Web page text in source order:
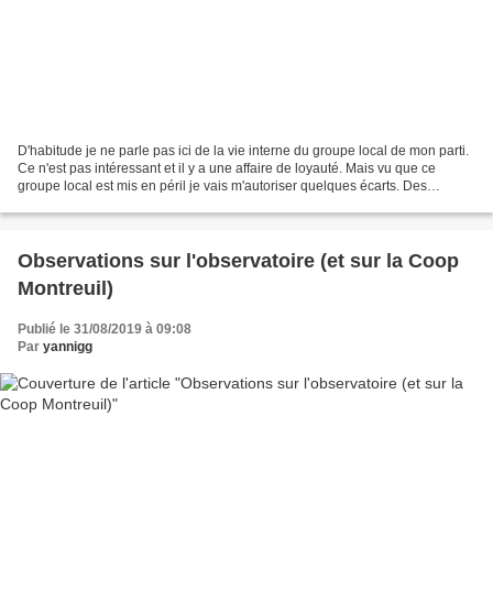
D'habitude je ne parle pas ici de la vie interne du groupe local de mon parti.
Ce n'est pas intéressant et il y a une affaire de loyauté. Mais vu que ce
groupe local est mis en péril je vais m'autoriser quelques écarts. Des
Observations sur l'observatoire (et sur la Coop
Montreuil)
Publié le 31/08/2019 à 09:08
Par yannigg